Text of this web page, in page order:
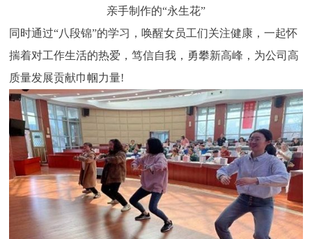
亲手制作的“永生花”
同时通过“八段锦”的学习，唤醒女员工们关注健康，一起怀
揣着对工作生活的热爱，笃信自我，勇攀新高峰，为公司高
质量发展贡献巾帼力量!